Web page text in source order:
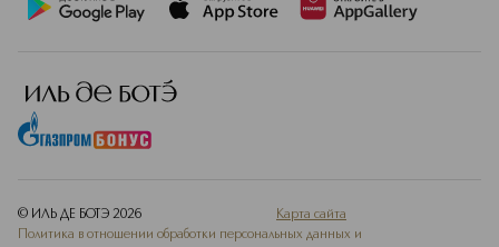
© ИЛЬ ДЕ БОТЭ 2026
Карта сайта
Политика в отношении обработки персональных данных и